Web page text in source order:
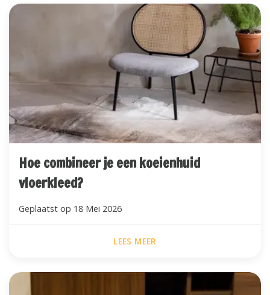
Hoe combineer je een koeienhuid
vloerkleed?
Geplaatst op 18 Mei 2026
LEES MEER